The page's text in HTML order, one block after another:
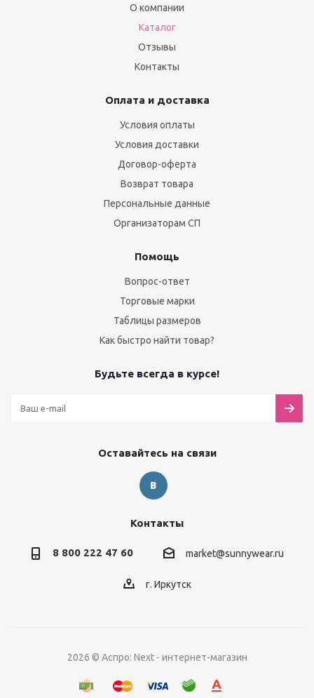
О компании
Каталог
Отзывы
Контакты
Оплата и доставка
Условия оплаты
Условия доставки
Договор-оферта
Возврат товара
Персональные данные
Организаторам СП
Помощь
Вопрос-ответ
Торговые марки
Таблицы размеров
Как быстро найти товар?
Будьте всегда в курсе!
Оставайтесь на связи
Контакты
8 800 222 47 60 market@sunnywear.ru
г. Иркутск
2026 © Аспро: Next - интернет-магазин